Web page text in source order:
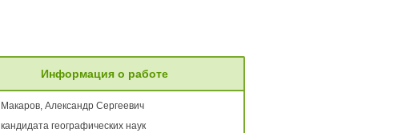
Информация о работе
Макаров, Александр Сергеевич
кандидата географических наук